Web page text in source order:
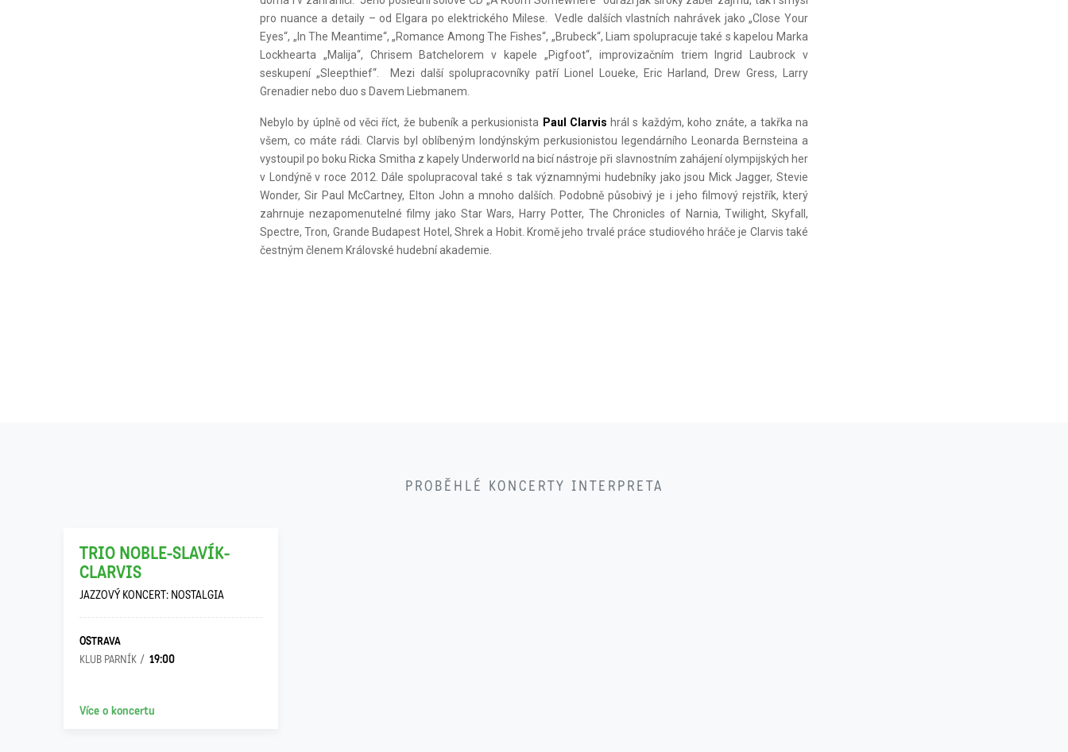
pro nuance a detaily – od Elgara po elektrického Milese. Vedle dalších vlastních nahrávek jako „Close Your
Eyes“, „In The Meantime“, „Romance Among The Fishes“, „Brubeck“, Liam spolupracuje také s kapelou Marka
Lockhearta „Malija“, Chrisem Batchelorem v kapele „Pigfoot“, improvizačním triem Ingrid Laubrock v
seskupení „Sleepthief“. Mezi další spolupracovníky patří Lionel Loueke, Eric Harland, Drew Gress, Larry
Grenadier nebo duo s Davem Liebmanem.
Nebylo by úplně od věci říct, že bubeník a perkusionista Paul Clarvis hrál s každým, koho znáte, a takřka na
všem, co máte rádi. Clarvis byl oblíbeným londýnským perkusionistou legendárního Leonarda Bernsteina a
vystoupil po boku Ricka Smitha z kapely Underworld na bicí nástroje při slavnostním zahájení olympijských her
v Londýně v roce 2012. Dále spolupracoval také s tak významnými hudebníky jako jsou Mick Jagger, Stevie
Wonder, Sir Paul McCartney, Elton John a mnoho dalších. Podobně působivý je i jeho filmový rejstřík, který
zahrnuje nezapomenutelné filmy jako Star Wars, Harry Potter, The Chronicles of Narnia, Twilight, Skyfall,
Spectre, Tron, Grande Budapest Hotel, Shrek a Hobit. Kromě jeho trvalé práce studiového hráče je Clarvis také
čestným členem Královské hudební akademie.
PROBĚHLÉ KONCERTY INTERPRETA
TRIO NOBLE-SLAVÍK-
CLARVIS
JAZZOVÝ KONCERT: NOSTALGIA
OSTRAVA
KLUB PARNÍK 19:00
Více o koncertu